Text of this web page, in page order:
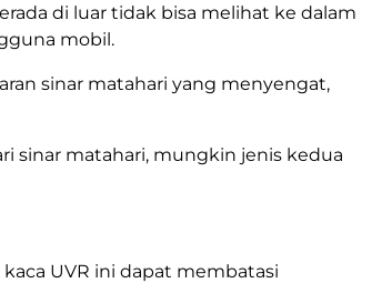
di luar tidak bisa melihat ke dalam
mobil.
sinar matahari yang menyengat,
sinar matahari, mungkin jenis kedua
UVR ini dapat membatasi